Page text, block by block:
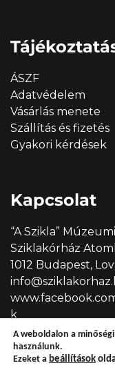
ÁSZF
Adatvédelem
Vásárlás menete
Szállítás és fizetés
Gyakori kérdések
Kapcsolat
“A Szikla”
Sziklakórház
1012 Budapest,
k
A weboldalon a
használunk.
Ezeket a beállítások